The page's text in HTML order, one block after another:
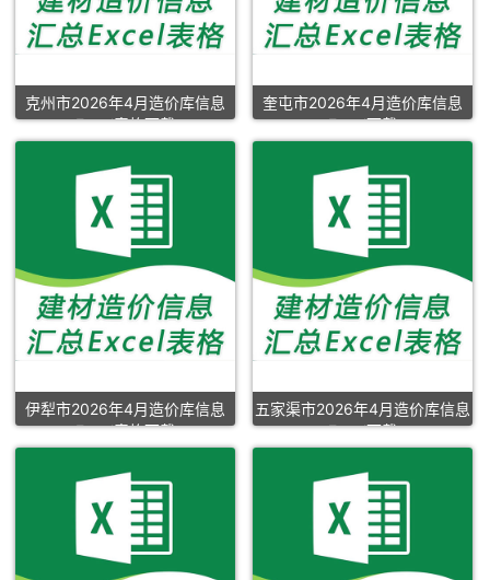
克州市2026年4月造价库信息
Excel表格下载
奎屯市2026年4月造价库信息
Excel下载
伊犁市2026年4月造价库信息
Excel表格下载
五家渠市2026年4月造价库信息
Excel下载